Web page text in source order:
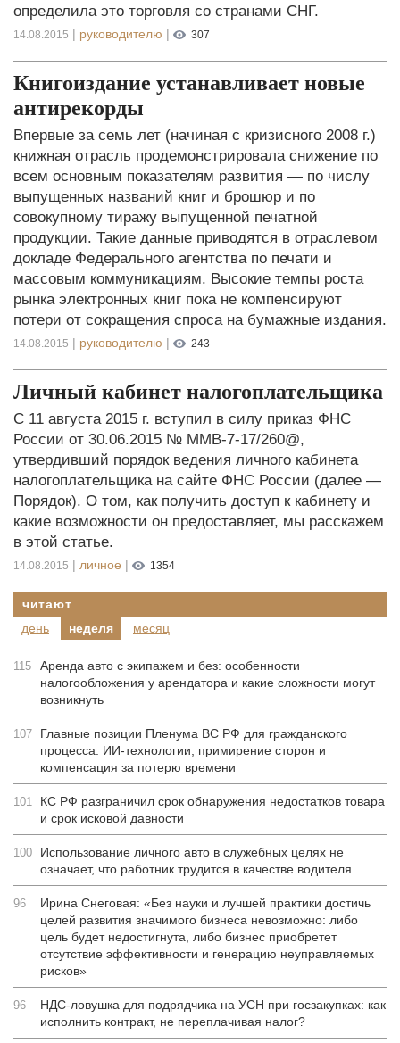
определила это торговля со странами СНГ.
14.08.2015 | руководителю | 307
Книгоиздание устанавливает новые
антирекорды
Впервые за семь лет (начиная с кризисного 2008 г.)
книжная отрасль продемонстрировала снижение по
всем основным показателям развития — по числу
выпущенных названий книг и брошюр и по
совокупному тиражу выпущенной печатной
продукции. Такие данные приводятся в отраслевом
докладе Федерального агентства по печати и
массовым коммуникациям. Высокие темпы роста
рынка электронных книг пока не компенсируют
потери от сокращения спроса на бумажные издания.
14.08.2015 | руководителю | 243
Личный кабинет налогоплательщика
С 11 августа 2015 г. вступил в силу приказ ФНС
России от 30.06.2015 № ММВ-7-17/260@,
утвердивший порядок ведения личного кабинета
налогоплательщика на сайте ФНС России (далее —
Порядок). О том, как получить доступ к кабинету и
какие возможности он предоставляет, мы расскажем
в этой статье.
14.08.2015 | личное | 1354
читают
день
неделя месяц
115
Аренда авто с экипажем и без: особенности
налогообложения у арендатора и какие сложности могут
возникнуть
107
Главные позиции Пленума ВС РФ для гражданского
процесса: ИИ-технологии, примирение сторон и
компенсация за потерю времени
101
КС РФ разграничил срок обнаружения недостатков товара
и срок исковой давности
100
Использование личного авто в служебных целях не
означает, что работник трудится в качестве водителя
96
Ирина Снеговая: «Без науки и лучшей практики достичь
целей развития значимого бизнеса невозможно: либо
цель будет недостигнута, либо бизнес приобретет
отсутствие эффективности и генерацию неуправляемых
рисков»
96
НДС-ловушка для подрядчика на УСН при госзакупках: как
исполнить контракт, не переплачивая налог?